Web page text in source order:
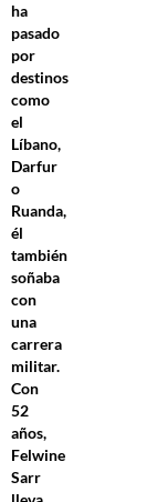
ha
pasado
por
destinos
como
el
Líbano,
Darfur
o
Ruanda,
él
también
soñaba
con
una
carrera
militar.
Con
52
años,
Felwine
Sarr